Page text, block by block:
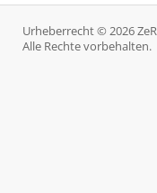
Urheberrecht © 2026
Alle Rechte vorbehalten.